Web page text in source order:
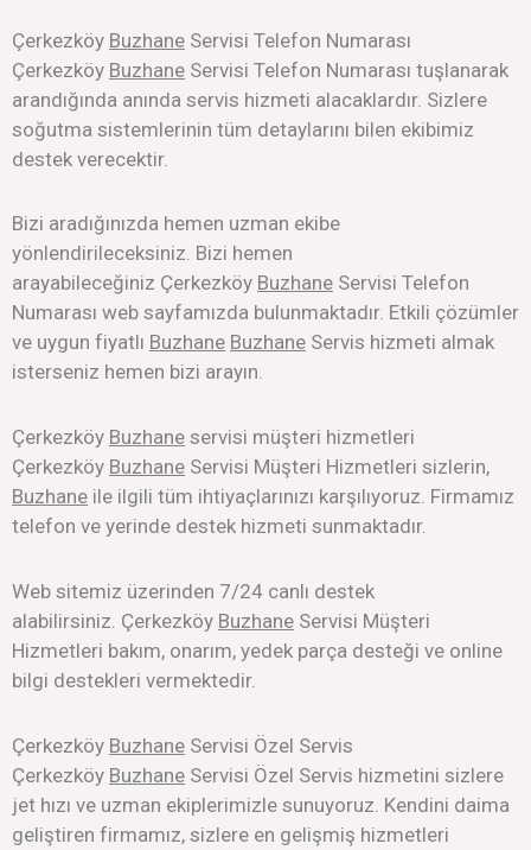
Çerkezköy Buzhane Servisi Telefon Numarası
Çerkezköy Buzhane Servisi Telefon Numarası tuşlanarak
arandığında anında servis hizmeti alacaklardır. Sizlere
soğutma sistemlerinin tüm detaylarını bilen ekibimiz
destek verecektir.
Bizi aradığınızda hemen uzman ekibe
yönlendirileceksiniz. Bizi hemen
arayabileceğiniz Çerkezköy Buzhane Servisi Telefon
Numarası web sayfamızda bulunmaktadır. Etkili çözümler
ve uygun fiyatlı Buzhane Buzhane Servis hizmeti almak
isterseniz hemen bizi arayın.
Çerkezköy Buzhane servisi müşteri hizmetleri
Çerkezköy Buzhane Servisi Müşteri Hizmetleri sizlerin,
Buzhane ile ilgili tüm ihtiyaçlarınızı karşılıyoruz. Firmamız
telefon ve yerinde destek hizmeti sunmaktadır.
Web sitemiz üzerinden 7/24 canlı destek
alabilirsiniz. Çerkezköy Buzhane Servisi Müşteri
Hizmetleri bakım, onarım, yedek parça desteği ve online
bilgi destekleri vermektedir.
Çerkezköy Buzhane Servisi Özel Servis
Çerkezköy Buzhane Servisi Özel Servis hizmetini sizlere
jet hızı ve uzman ekiplerimizle sunuyoruz. Kendini daima
geliştiren firmamız, sizlere en gelişmiş hizmetleri